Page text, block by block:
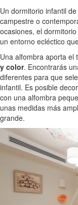
Un dormitorio infantil
campestre o
ocasiones, el
un entorno ecléctico
Una alfombra aporta el
y color. Encontrarás
diferentes para que
infantil. Es posible
con una alfombra
unas medidas más
grande.